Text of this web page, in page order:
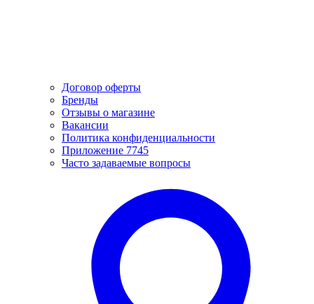
Договор оферты
Бренды
Отзывы о магазине
Вакансии
Политика конфиденциальности
Приложение 7745
Часто задаваемые вопросы